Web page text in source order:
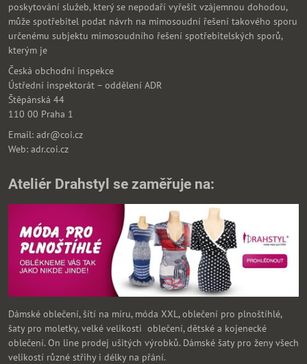
poskytování služeb, který se nepodaří vyřešit vzájemnou dohodou,
může spotřebitel podat návrh na mimosoudní řešení takového sporu
určenému subjektu mimosoudního řešení spotřebitelských sporů,
kterým je
Česká obchodní inspekce
Ústřední inspektorát – oddělení ADR
Štěpánská 44
110 00 Praha 1
Email: adr@coi.cz
Web: adr.coi.cz
Ateliér Drahstyl se zaměřuje na:
Dámské oblečení, šítí na míru, móda XXL, oblečení pro plnoštíhlé,
šaty pro moletky, velké velikosti oblečení, dětské a kojenecké
oblečení. On line prodej ušitých výrobků. Dámské šaty pro ženy všech
velikostí různé střihy i délky na přání.